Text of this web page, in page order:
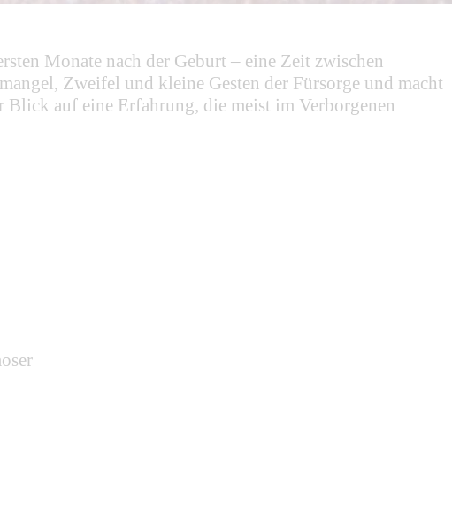
Monate nach der Geburt – eine Zeit zwischen
Zweifel und kleine Gesten der Fürsorge und macht
Blick auf eine Erfahrung, die meist im Verborgenen